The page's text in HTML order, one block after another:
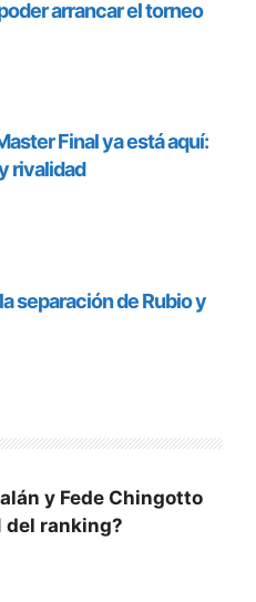
y Fede Chingotto
del ranking?